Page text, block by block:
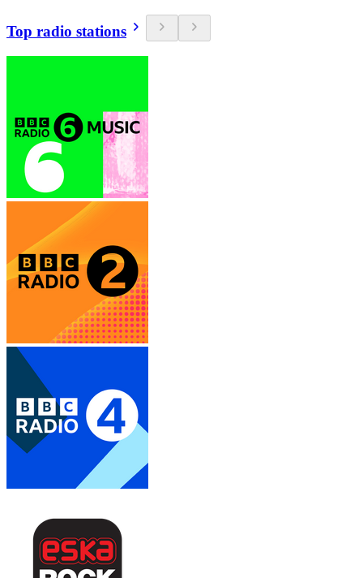
Top radio stations